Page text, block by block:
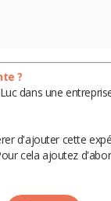
?
dans une
d'ajouter cette
cela ajoutez